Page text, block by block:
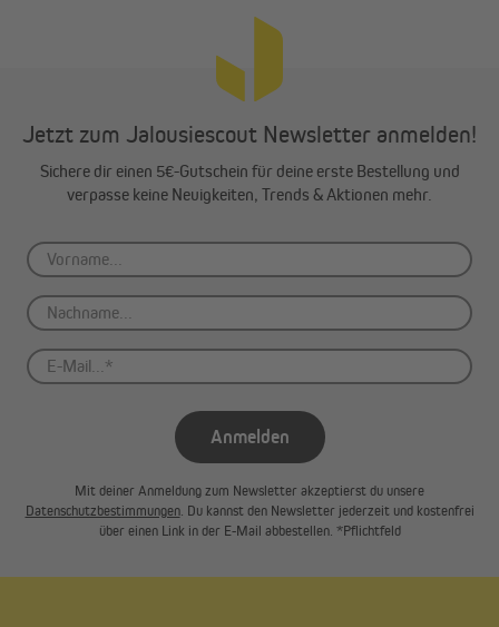
Montage in etwa 60 Sekunden – ganz ohne Bohren
Das Rollo lässt sich schnell per Klemmen oder Kleben am
Fensterrahmen befestigen. Da das Rollo komplett
zusammengebaut und ohne lose Kleinteile geliefert wird, ist die
Montage kinderleicht und in Sekundenschnelle erledigt. Das
besonderen Fensterrahmen kannst du zwischen extra breiten
Klemmen (für Rahmen mit 20–25 mm Stärke) oder extra langen
Rahmenstärke) wählen.
Jetzt zum Jalousiescout Newsletter anmelden!
Sichere dir einen 5€-Gutschein für deine erste Bestellung und
verpasse keine Neuigkeiten, Trends & Aktionen mehr.
Anmelden
Mit deiner Anmeldung zum Newsletter akzeptierst du unsere
Datenschutzbestimmungen. Du kannst den Newsletter jederzeit und kostenfrei
über einen Link in der E-Mail abbestellen. *Pflichtfeld